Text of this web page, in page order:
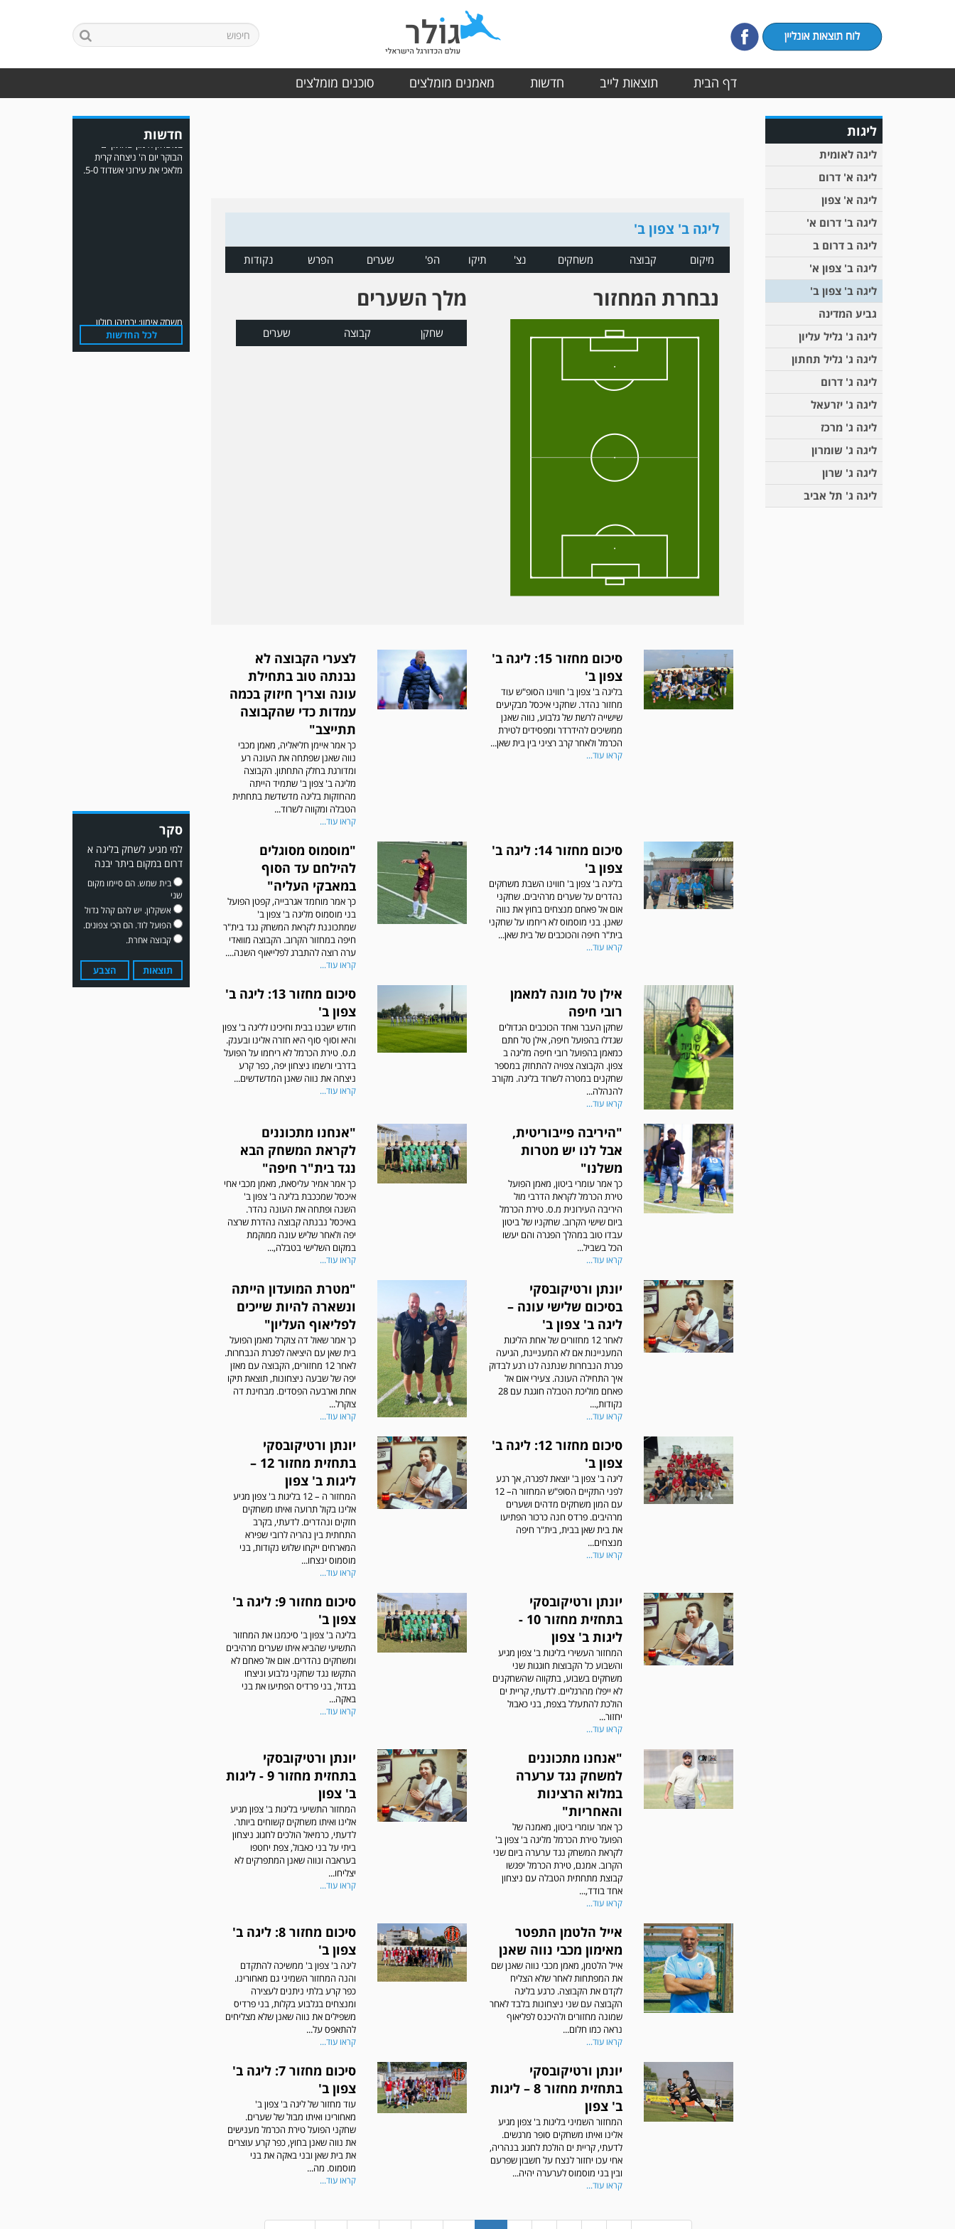
דף הבית תוצאות לייב חדשות מאמנים מומלצים סוכנים מומלצים
ליגות
ליגה לאומית
ליגה א' דרום
ליגה א' צפון
ליגה ב' דרום א'
ליגה ב דרום ב
ליגה ב' צפון א'
ליגה ב' צפון ב'
גביע המדינה
ליגה ג' גליל עליון
ליגה ג' גליל תחתון
ליגה ג' דרום
ליגה ג' יזרעאל
ליגה ג' מרכז
ליגה ג' שומרון
ליגה ג' שרון
ליגה ג' תל אביב
ליגה ב' צפון ב'
מיקום קבוצה משחקים נצ' תיקו הפ' שערים הפרש נקודות
נבחרת המחזור מלך השערים
שחקן קבוצה שערים
סיכום מחזור 15: ליגה ב'
צפון ב'
בליגה ב' צפון ב' חווינו הסופ"ש עוד
מחזור נהדר. שחקני איכסל מבקיעים
שישייה לרשת של גלבוע, נווה שאנן
ממשיכים להידרדר ומפסידים לטירת
הכרמל ולאחר קרב רציני בין בית שאן...
קראו עוד...
לצערי הקבוצה לא
נבנתה טוב בתחילת
עונה וצריך חיזוק בכמה
עמדות כדי שהקבוצה
תתייצב"
כך אמר איימן חליאליה, מאמן מכבי
נווה שאנן שפתחה את העונה רע
ומדורגת בחלק התחתון. הקבוצה
מליגה ב' צפון ב' שתמיד הייתה
מהחזקות בליגה מדשדשת בתחתית
הטבלה ומקווה לשרוד...
קראו עוד...
סיכום מחזור 14: ליגה ב'
צפון ב'
בליגה ב' צפון ב' חווינו השבת משחקים
נהדרים על שערים מרהיבים. שחקני
אום אל פאחם מנצחים בחוץ את נווה
שאנן. בני מוסמוס לא ריחמו על שחקני
בית"ר חיפה והכוכבים של בית שאן...
קראו עוד...
"מוסמוס מסוגלים
להילחם עד הסוף
במאבקי העליה"
כך אמר מוחמד אגרבייה, קפטן הפועל
בני מוסמוס מליגה ב' צפון ב'
שמתכוננת לקראת המשחק נגד בית"ר
חיפה במחזור הקרוב. הקבוצה מוואדי
ערה רוצה להתברג לפלייאוף השנה....
קראו עוד...
אילן טל מונה למאמן
רובי חיפה
שחקן העבר ואחד הכוכבים הגדולים
שגדלו בהפועל חיפה, אילן טל חתם
כמאמן בהפועל רובי חיפה מליגה ב
צפון. הקבוצה צפויה להתחזק במספר
שחקנים במטרה לשרוד בליגה. מקורב
להנהלה...
קראו עוד...
סיכום מחזור 13: ליגה ב'
צפון ב'
חודש ישבנו בבית וחיכינו לליגה ב' צפון
והיא וסוף סוף היא חזרה אלינו ובענק.
מ.ס. טירת הכרמל לא ריחמו על הפועל
בדרבי ורשמו ניצחון יפה, כפר קרע
ניצחה את נווה שאנן המדשדשים...
קראו עוד...
"היריבה פייבוריטית,
אבל לנו יש מטרות
משלנו"
כך אמר עומרי ביטון, מאמן הפועל
טירת הכרמל לקראת הדרבי מול
היריבה העירונית מ.ס. טירת הכרמל
ביום שישי הקרוב. שחקניו של ביטון
עבדו טוב במהלך הפגרה והם יעשו
הכל בשביל...
קראו עוד...
"אנחנו מתכוננים
לקראת המשחק הבא
נגד בית"ר חיפה"
כך אמר אמיר עליסאת, מאמן מכבי אחי
איכסל שמככבת בליגה ב' צפון ב'
השנה ופתחה את העונה נהדר.
באיכסל נבנתה קבוצה נהדרת שרצה
יפה ולאחר שליש עונה ממוקמת
במקום השלישי בטבלה,...
קראו עוד...
יונתן ורטיקובסקי
בסיכום שלישי עונה –
ליגה ב' צפון ב'
לאחר 12 מחזורים של אחת הליגות
המעניינות אם לא המעניינת, הגיעה
פגרת הנבחרות שנתנה לנו רגע לבדוק
איך התחילה העונה. צעירי אום אל
פאחם מוליכת הטבלה חוגגת עם 28
נקודות,...
קראו עוד...
"מטרת המועדון הייתה
ונשארה להיות שייכים
לפליאוף העליון"
כך אמר שאול דה צוקרל מאמן הפועל
בית שאן עם היציאה לפגרת הנבחרות.
לאחר 12 מחזורים, הקבוצה עם מאזן
יפה של שבעה ניצחונות, תוצאת תיקו
אחת וארבעה הפסדים. מבחינת דה
צוקרל...
קראו עוד...
סיכום מחזור 12: ליגה ב'
צפון ב'
ליגה ב' צפון ב' יוצאת לפגרה, אך רגע
לפני התקיים הסופ"ש המחזור ה– 12
עם המון משחקים מדהים ושערים
מרהיבים. פרדס חנה כרכור הפתיעו
את בית שאן בבית, בית"ר חיפה
מנצחים...
קראו עוד...
יונתן ורטיקובסקי
בתחזית מחזור 12 –
ליגות ב' צפון
המחזור ה – 12 בליגות ב' צפון מגיע
אלינו בקול תרועה ואיתו משחקים
חזקים ונהדרים. לדעתי, בקרב
התחתית בין נהריה לרובי שפירא
המארחים ייקחו שלוש נקודות, בני
מוסמוס ינצחו...
קראו עוד...
יונתן ורטיקובסקי
בתחזית מחזור 10 -
ליגות ב' צפון
המחזור העשירי בליגות ב' צפון מגיע
והשבוע כל הקבוצות חוגגות שני
משחקים בשבוע, בתקווה שהשחקנים
לא ייפלו מהרגליים. לדעתי, קריית ים
הולכת להתעלל בצפת, בני כאבול
יחזור...
קראו עוד...
סיכום מחזור 9: ליגה ב'
צפון ב'
בליגה ב' צפון ב' סיכמנו את המחזור
התשיעי שהביא איתו שערים מרהיבים
ומשחקים נהדרים. אום אל פאחם לא
התקשו נגד שחקני גלבוע וניצחו
בגדול, בני פרדיס הפתיעו את בני
באקה...
קראו עוד...
"אנחנו מתכוננים
למשחק נגד ערערה
במלוא הרצינות
והאחריות"
כך אמר עומרי ביטון, מאמנה של
הפועל טירת הכרמל מליגה ב' צפון ב'
לקראת המשחק נגד ערערה ביום שני
הקרוב. אמנם, טירת הכרמל יפגשו
קבוצת מתחתית הטבלה עם ניצחון
אחד בודד,...
קראו עוד...
יונתן ורטיקובסקי
בתחזית מחזור 9 - ליגות
ב' צפון
המחזור התשיעי בליגות ב' צפון מגיע
אלינו ואיתו משחקים קשוחים ביותר.
לדעתי, כרמיאל הולכים לחגוג ניצחון
ביתי על בני כאבול, צפת יחטפו
בעראבה ונווה שאנן המתפרקים לא
יצליחו...
קראו עוד...
אייל הלטמן התפטר
מאימון מכבי נווה שאנן
אייל הלטמן, מאמן מכבי נווה שאנן שם
את המפתחות לאחר שלא הצליח
לקדם את הקבוצה. כרגע בליגה
הקבוצה עם שני ניצחונות בלבד לאחר
שמונה מחזורים ולהיכנס לפליאוף
נראה כמו חלום...
קראו עוד...
סיכום מחזור 8: ליגה ב'
צפון ב'
ליגה ב' צפון ב' ממשיכה להתקדם
והנה המחזור השמיני גם מאחורינו.
כפר קרע בלתי ניתנים לעצירה
ומנצחים בגלבוע בקלות, בני פרדיס
משפילים את נווה שאנן שלא מצליחים
להתאפס על...
קראו עוד...
יונתן ורטיקובסקי
בתחזית מחזור 8 – ליגות
ב' צפון
המחזור השמיני בליגות ב' צפון מגיע
אלינו ואיתו משחקים סופר מרגשים.
לדעתי, קריית ים הולכת לחגוג בנהריה,
אחי עכו יחזור לנצח על חשבון שפרעם
ובין בני מוסמוס לערערה יהיה...
קראו עוד...
סיכום מחזור 7: ליגה ב'
צפון ב'
עוד מחזור של ליגה ב' צפון ב'
מאחורינו ואיתו מבול של שערים.
שחקני הפועל טירת הכרמל מענישים
את נווה שאנן בחוץ, כפר קרע עוצרים
את בית שאן ובני באקה את בני
מוסמוס. מה...
קראו עוד...
חדשות
במשחק אימון שהתקיים
מלאכי את עירוני אשדוד 5-0.
משחק אימון: שדרות גברה על
מ.ס. דימונה 1-4.
לכל החדשות
סקר
למי מגיע לשחק בליגה א
דרום במקום ביתר יבנה
בית שמש. הם סיימו מקום
שני
אשקלון. יש להם קהל גדול
הפועל לוד. הם הכי צפונים.
קבוצה אחרת.
תוצאות הצבע